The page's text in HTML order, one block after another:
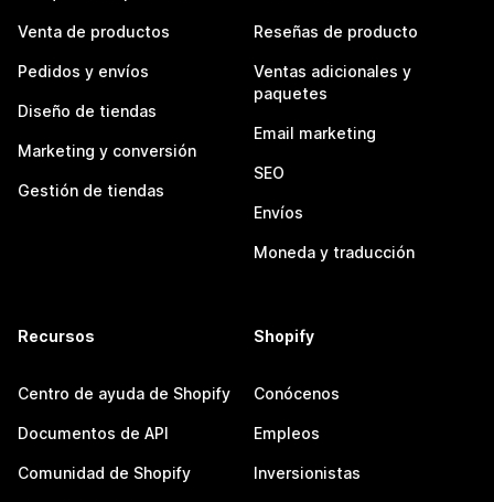
Venta de productos
Pedidos y envíos
Diseño de tiendas
Marketing y conversión
Gestión de tiendas
Reseñas de producto
Ventas adicionales y
paquetes
Email marketing
SEO
Envíos
Moneda y traducción
Recursos
Centro de ayuda de Shopify
Documentos de API
Comunidad de Shopify
Shopify
Conócenos
Empleos
Inversionistas